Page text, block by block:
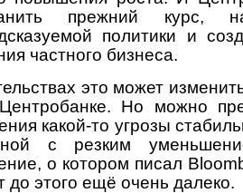
прежний курс,
политики и
частного бизнеса.
это может
Но можно
какой-то угрозы
с резким
о котором писал
этого ещё очень далеко.